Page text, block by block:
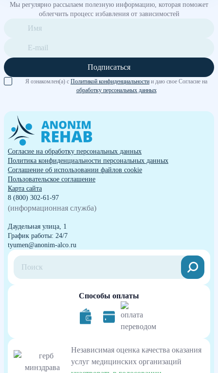
Мы регулярно рассылаем полезную информацию, которая поможет
облегчить процесс избавления от зависимостей
Подписаться
Я ознакомлен(а) с Политикой конфиденциальности и даю свое Согласие на
обработку персональных данных
Согласие на обработку персональных данных
Политика конфиденциальности персональных данных
Cоглашение об использовании файлов cookie
Пользовательское соглашение
Карта сайта
8 (800) 302-61-97
(информационная служба)
Даудельная улица, 1
График работы: 24/7
tyumen@anonim-alco.ru
Способы оплаты
Независимая оценка качества оказания
услуг медицинских организаций